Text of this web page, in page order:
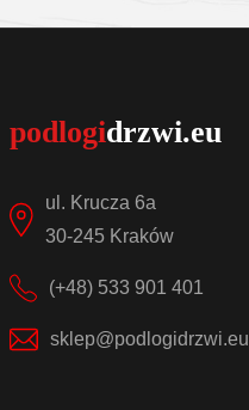
ul. Krucza 6a
30-245 Kraków
(+48) 533 901 401
sklep@podlogidrzwi.eu